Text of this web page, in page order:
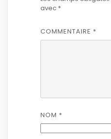
avec *
COMMENTAIRE *
NOM *